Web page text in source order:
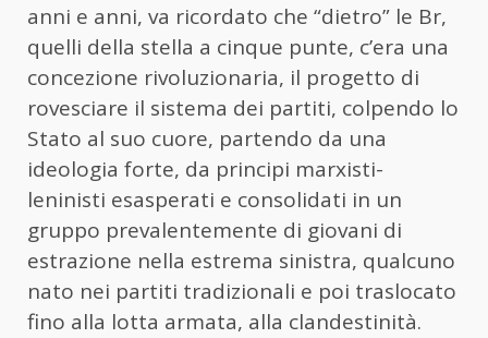
anni e anni, va ricordato che “dietro” le Br,
quelli della stella a cinque punte, c’era una
concezione rivoluzionaria, il progetto di
rovesciare il sistema dei partiti, colpendo lo
Stato al suo cuore, partendo da una
ideologia forte, da principi marxisti-
leninisti esasperati e consolidati in un
gruppo prevalentemente di giovani di
estrazione nella estrema sinistra, qualcuno
nato nei partiti tradizionali e poi traslocato
fino alla lotta armata, alla clandestinità.